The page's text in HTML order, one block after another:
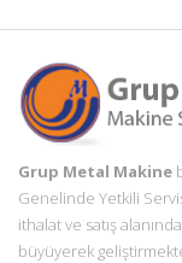
Grup Metal Makine
Genelinde Yetkili
ithalat ve satış
büyüyerek